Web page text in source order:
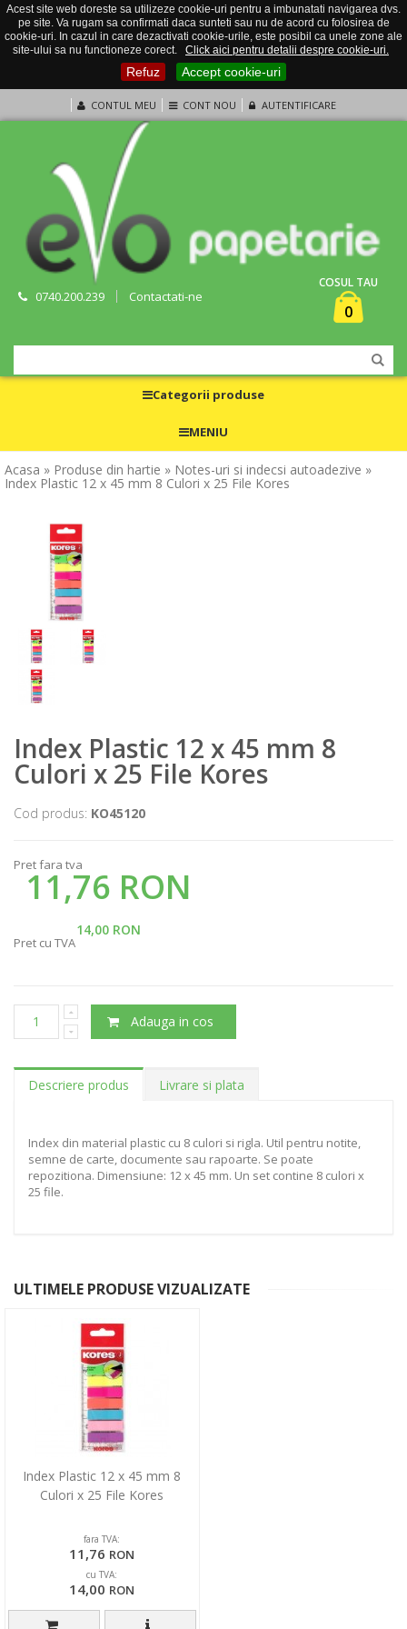
Acest site web doreste sa utilizeze cookie-uri pentru a imbunatati navigarea dvs.
pe site. Va rugam sa confirmati daca sunteti sau nu de acord cu folosirea de
cookie-uri. In cazul in care dezactivati cookie-urile, este posibil ca unele zone ale
site-ului sa nu functioneze corect.
Click aici pentru detalii despre cookie-uri.
Refuz Accept cookie-uri
CONTUL MEU CONT NOU AUTENTIFICARE
0740.200.239 Contactati-ne
COSUL TAU
0
Categorii produse
MENIU
Acasa » Produse din hartie » Notes-uri si indecsi autoadezive »
Index Plastic 12 x 45 mm 8 Culori x 25 File Kores
Index Plastic 12 x 45 mm 8
Culori x 25 File Kores
Cod produs: KO45120
Pret fara tva
11,76 RON
14,00 RON
Pret cu TVA
Adauga in cos
Descriere produs Livrare si plata
Index din material plastic cu 8 culori si rigla. Util pentru notite,
semne de carte, documente sau rapoarte. Se poate
repozitiona. Dimensiune: 12 x 45 mm. Un set contine 8 culori x
25 file.
ULTIMELE PRODUSE VIZUALIZATE
Index Plastic 12 x 45 mm 8
Culori x 25 File Kores
fara TVA:
11,76 RON
cu TVA:
14,00 RON